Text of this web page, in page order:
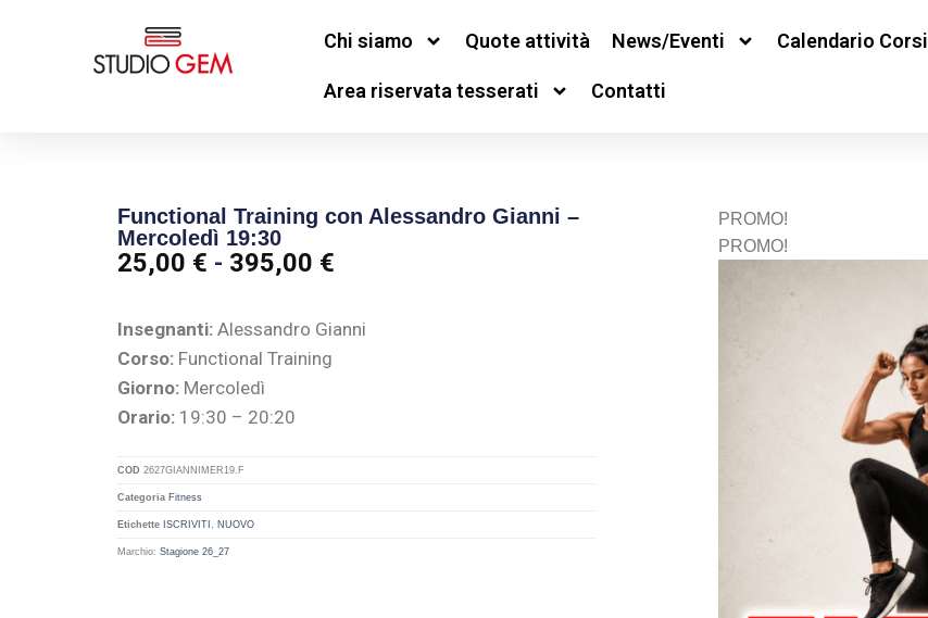
Chi siamo Quote attività News/Eventi Calendario Corsi
Area riservata tesserati Contatti
Functional Training con Alessandro Gianni –
Mercoledì 19:30
25,00 € - 395,00 €
Insegnanti:Alessandro Gianni
Corso:Functional Training
Giorno:Mercoledì
Orario:19:30 – 20:20
COD 2627GIANNIMER19.F
Categoria Fitness
Etichette ISCRIVITI , NUOVO
Marchio: Stagione 26_27
PROMO!
PROMO!